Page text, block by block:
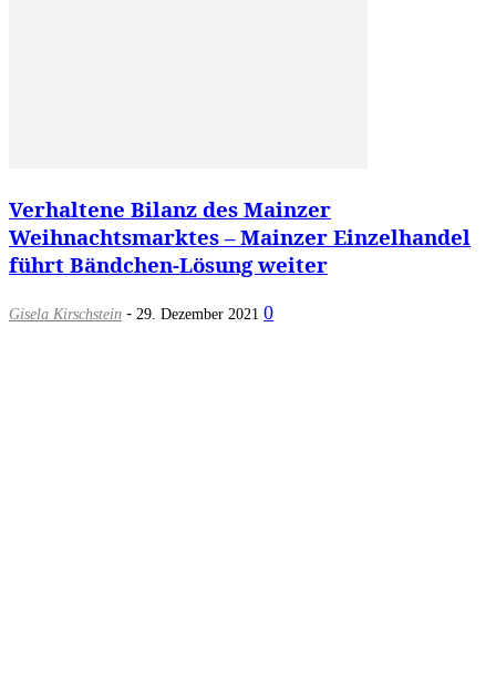
Verhaltene Bilanz des Mainzer
Weihnachtsmarktes – Mainzer Einzelhandel
führt Bändchen-Lösung weiter
Gisela Kirschstein - 29. Dezember 2021 0